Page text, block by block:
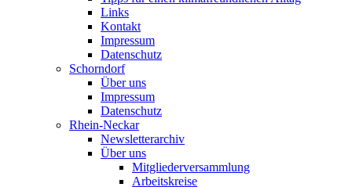
Links
Kontakt
Impressum
Datenschutz
Schorndorf
Über uns
Impressum
Datenschutz
Rhein-Neckar
Newsletterarchiv
Über uns
Mitgliederversammlung
Arbeitskreise